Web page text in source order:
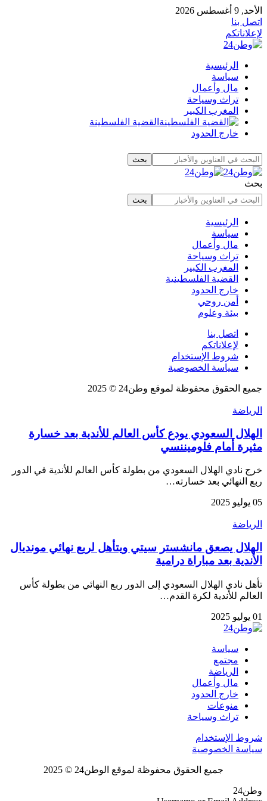
الأحد, 9 أغسطس 2026
اتصل بنا
لإعلاناتكم
الرئيسية
سياسة
مال وأعمال
تراث وسياحة
المغرب الكبير
القضية الفلسطينة
خارج الحدود
بحث
الرئيسية
سياسة
مال وأعمال
تراث وسياحة
المغرب الكبير
القضية الفلسطينية
خارج الحدود
أمن روحي
بيئة وعلوم
اتصل بنا
لإعلاناتكم
شروط الإستخدام
سياسة الخصوصية
جميع الحقوق محفوظة لموقع وطن24 © 2025
الرياضة
الهلال السعودي يودع كأس العالم للأندية بعد خسارة
مثيرة أمام فلوميننسي
خرج نادي الهلال السعودي من بطولة كأس العالم للأندية في الدور
ربع النهائي بعد خسارته…
05 يوليو 2025
الرياضة
الهلال يصعق مانشستر سيتي ويتأهل لربع نهائي مونديال
الأندية بعد مباراة درامية
تأهل نادي الهلال السعودي إلى الدور ربع النهائي من بطولة كأس
العالم للأندية لكرة القدم…
01 يوليو 2025
سياسة
مجتمع
الرياضة
مال وأعمال
خارج الحدود
منوعات
تراث وسياحة
شروط الإستخدام
سياسة الخصوصية
جميع الحقوق محفوظة لموقع الوطن24 © 2025
وطن24